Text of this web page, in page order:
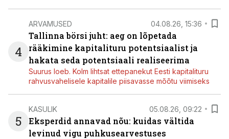
4
ARVAMUSED 04.08.26, 15:36
Tallinna börsi juht: aeg on lõpetada
rääkimine kapitalituru potentsiaalist ja
hakata seda potentsiaali realiseerima
Suurus loeb. Kolm lihtsat ettepanekut Eesti kapitalituru
rahvusvahelisele kapitalile piisavasse mõõtu viimiseks
5
KASULIK 05.08.26, 09:22
Eksperdid annavad nõu: kuidas vältida
levinud vigu puhkusearvestuses